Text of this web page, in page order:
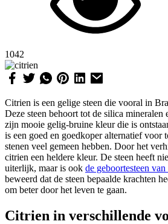
1042
Citrien is een gelige steen die vooral in
Deze steen behoort tot de silica mineralen
zijn mooie gelig-bruine kleur die is
is een goed en goedkoper alternatief voor
stenen veel gemeen hebben. Door het
citrien een heldere kleur. De steen heeft
uiterlijk, maar is ook de geboortesteen
beweerd dat de steen bepaalde krachten
om beter door het leven te gaan.
Citrien in verschillende